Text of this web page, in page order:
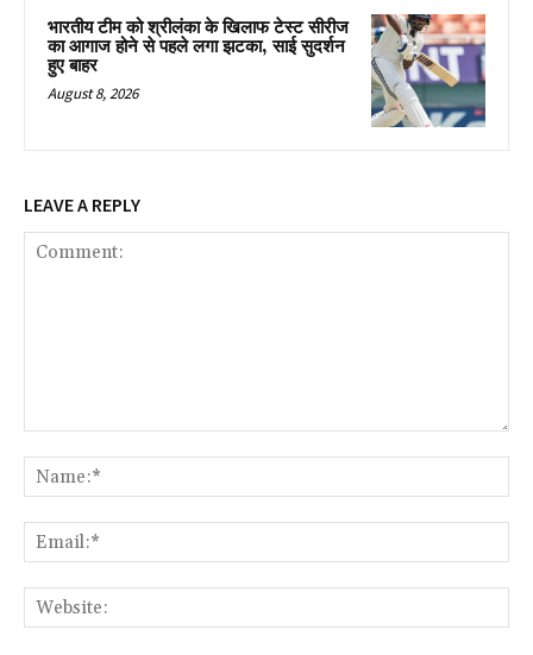
भारतीय टीम को श्रीलंका के खिलाफ टेस्ट सीरीज
का आगाज होने से पहले लगा झटका, साई सुदर्शन
हुए बाहर
August 8, 2026
LEAVE A REPLY